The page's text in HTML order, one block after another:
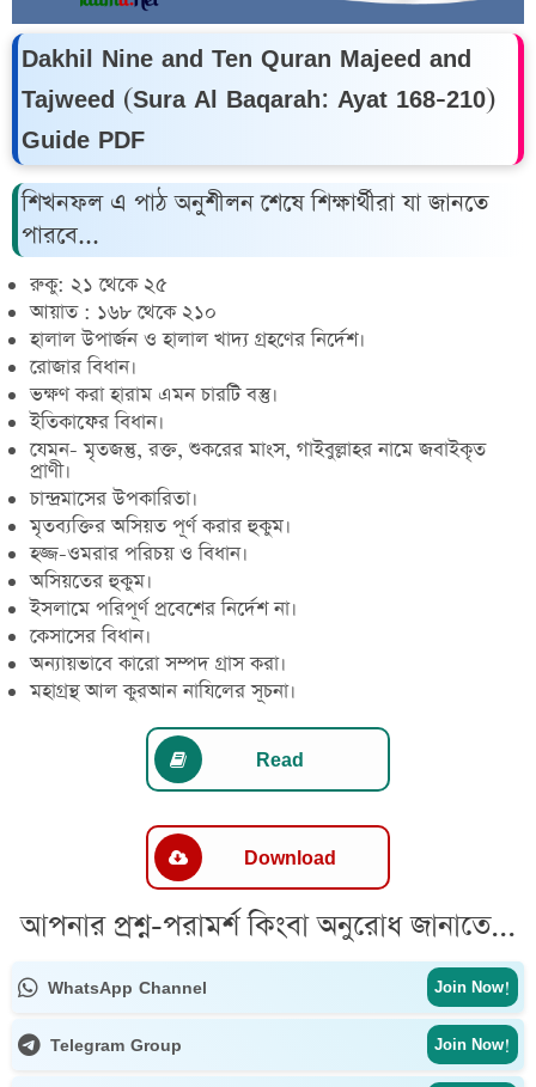
Dakhil Nine and Ten Quran Majeed and
Tajweed (Sura Al Baqarah: Ayat 168-210)
Guide PDF
শিখনফল এ পাঠ অনুশীলন শেষে শিক্ষার্থীরা যা জানতে
পারবে...
রুকু: ২১ থেকে ২৫
আয়াত : ১৬৮ থেকে ২১০
হালাল উপার্জন ও হালাল খাদ্য গ্রহণের নির্দেশ।
রোজার বিধান।
ভক্ষণ করা হারাম এমন চারটি বস্তু।
ইতিকাফের বিধান।
যেমন- মৃতজন্তু, রক্ত, শুকরের মাংস, গাইবুল্লাহর নামে জবাইকৃত
প্রাণী।
চান্দ্রমাসের উপকারিতা।
মৃতব্যক্তির অসিয়ত পূর্ণ করার হুকুম।
হজ্জ-ওমরার পরিচয় ও বিধান।
অসিয়তের হুকুম।
ইসলামে পরিপূর্ণ প্রবেশের নির্দেশ না।
কেসাসের বিধান।
অন্যায়ভাবে কারো সম্পদ গ্রাস করা।
মহাগ্রন্থ আল কুরআন নাযিলের সূচনা।
Read
Download
আপনার প্রশ্ন-পরামর্শ কিংবা অনুরোধ জানাতে...
WhatsApp Channel Join Now!
Telegram Group Join Now!